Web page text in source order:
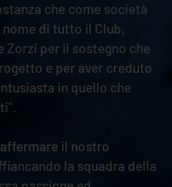
che come società
di tutto il Club,
per il sostegno che
e per aver creduto
in quello che
il nostro
la squadra della